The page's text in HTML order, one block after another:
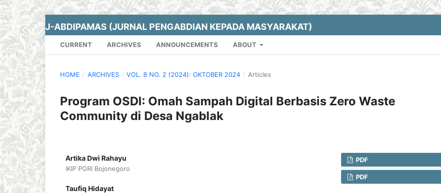
J-ABDIPAMAS (JURNAL PENGABDIAN KEPADA MASYARAKAT)
CURRENT ARCHIVES ANNOUNCEMENTS ABOUT
HOME / ARCHIVES / VOL. 8 NO. 2 (2024): OKTOBER 2024 / Articles
Program OSDI: Omah Sampah Digital Berbasis Zero Waste
Community di Desa Ngablak
Artika Dwi Rahayu
IKIP PGRI Bojonegoro
Taufiq Hidayat
PDF
PDF